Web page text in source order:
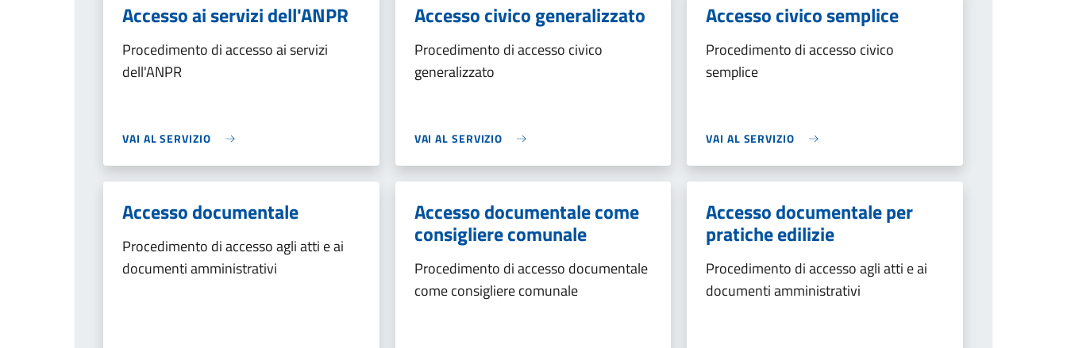
Accesso ai servizi dell'ANPR
Procedimento di accesso ai servizi
dell'ANPR
VAI AL SERVIZIO
Accesso civico generalizzato
Procedimento di accesso civico
generalizzato
VAI AL SERVIZIO
Accesso civico semplice
Procedimento di accesso civico
semplice
VAI AL SERVIZIO
Accesso documentale
Procedimento di accesso agli atti e ai
documenti amministrativi
Accesso documentale come
consigliere comunale
Procedimento di accesso documentale
come consigliere comunale
Accesso documentale per
pratiche edilizie
Procedimento di accesso agli atti e ai
documenti amministrativi